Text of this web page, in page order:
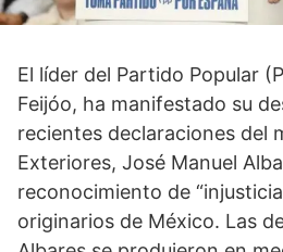
El líder del Partido Popular
Feijóo, ha manifestado su
recientes declaraciones del
Exteriores, José Manuel
reconocimiento de
originarios de México. Las